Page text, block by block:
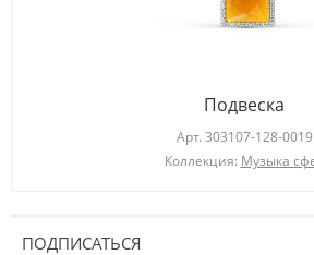
Подвеска
Арт. 303107-128-0019
Коллекция: Музыка
ПОДПИСАТЬСЯ